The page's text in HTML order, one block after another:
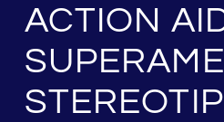
ACTION